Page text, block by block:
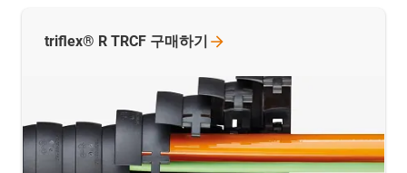
triflex® R TRCF 구매하기